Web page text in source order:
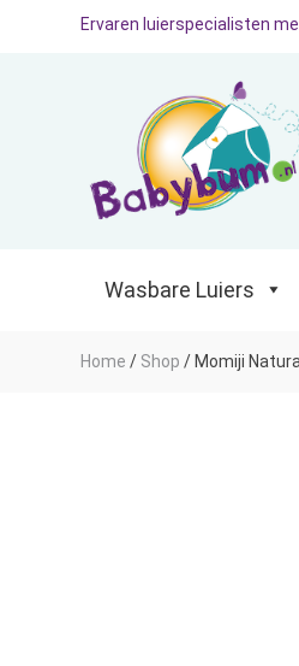
Wasbare Luiers
Ervaren luierspecialisten
Wasbare Luiers
Home / Shop / Momiji